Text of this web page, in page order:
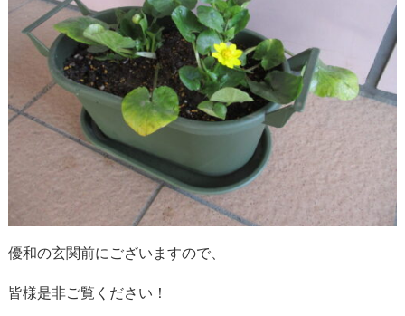
優和の玄関前にございますので、
皆様是非ご覧ください！